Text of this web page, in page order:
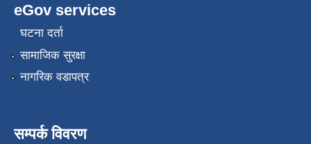
eGov services
घटना दर्ता
सामाजिक सुरक्षा
नागरिक वडापत्र
सम्पर्क विवरण